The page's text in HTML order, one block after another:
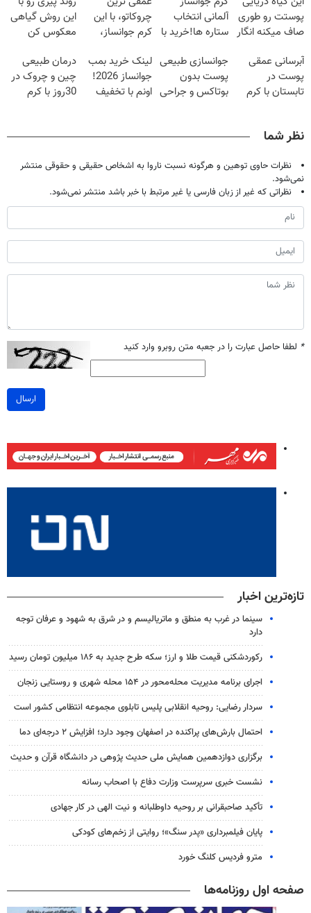
پوستت رو طوری
صاف میکنه انگار
شدی🔥
آلمانی انتخاب
ستاره ها!خرید با
چروکاتو، با این
کرم جوانساز،
تخفیف سفارش
فوری)
این روش گیاهی
معکوس کن
آبرسانی عمقی
پوست در
تابستان با کرم
جوانسازی طبیعی
پوست بدون
بوتاکس و جراحی
لینک خرید بمب
جوانساز 2026!
اونم با تخفیف
درمان طبیعی
چین و چروک در
30روز با کرم
نظر شما
نظرات حاوی توهین و هرگونه نسبت ناروا به اشخاص حقیقی و حقوقی منتشر
نمی‌شود.
نظراتی که غیر از زبان فارسی یا غیر مرتبط با خبر باشد منتشر نمی‌شود.
* لطفا حاصل عبارت را در جعبه متن روبرو وارد کنید
ارسال
تازه‌ترین اخبار
سینما در غرب به منطق و ماتریالیسم و در شرق به شهود و عرفان توجه
دارد
رکوردشکنی قیمت طلا و ارز؛ سکه طرح جدید به ۱۸۶ میلیون تومان رسید
اجرای برنامه مدیریت محله‌محور در ۱۵۴ محله شهری و روستایی زنجان
سردار رضایی: روحیه انقلابی پلیس تابلوی مجموعه انتظامی کشور است
احتمال بارش‌های پراکنده در اصفهان وجود دارد؛ افزایش ۲ درجه‌ای دما
برگزاری دوازدهمین همایش ملی حدیث پژوهی در دانشگاه قرآن و حدیث
نشست خبری سرپرست وزارت دفاع با اصحاب رسانه
تأکید صاحبقرانی بر روحیه داوطلبانه و نیت الهی در کار جهادی
پایان فیلمبرداری «پدر سنگ»؛ روایتی از زخم‌های کودکی
مترو فردیس کلنگ خورد
صفحه اول روزنامه‌ها